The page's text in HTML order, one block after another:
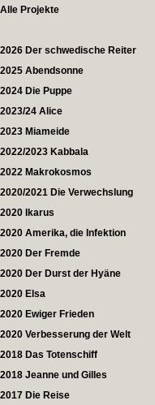
Alle Projekte
2026 Der schwedische Reiter
2025 Abendsonne
2024 Die Puppe
2023/24 Alice
2023 Miameide
2022/2023 Kabbala
2022 Makrokosmos
2020/2021 Die Verwechslung
2020 Ikarus
2020 Amerika, die Infektion
2020 Der Fremde
2020 Der Durst der Hyäne
2020 Elsa
2020 Ewiger Frieden
2020 Verbesserung der Welt
2018 Das Totenschiff
2018 Jeanne und Gilles
2017 Die Reise